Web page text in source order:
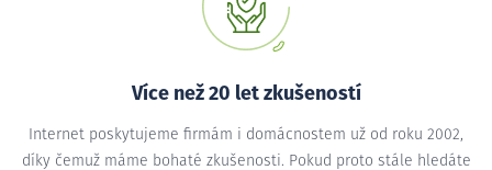
Více než 20 let zkušeností
Internet poskytujeme firmám i domácnostem už od roku 2002,
díky čemuž máme bohaté zkušenosti. Pokud proto stále hledáte